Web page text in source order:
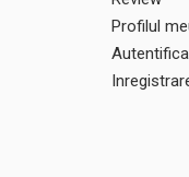
Profilul